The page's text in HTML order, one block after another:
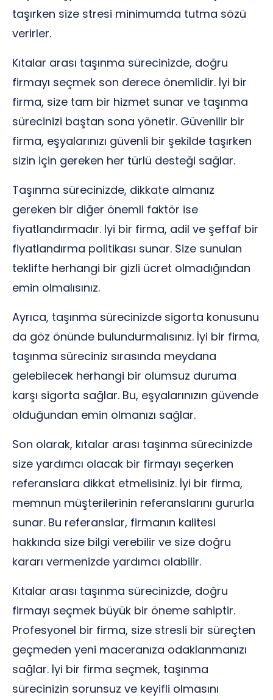
taşırken size stresi minimumda tutma sözü
verirler.
Kıtalar arası taşınma sürecinizde, doğru
firmayı seçmek son derece önemlidir. İyi bir
firma, size tam bir hizmet sunar ve taşınma
sürecinizi baştan sona yönetir. Güvenilir bir
firma, eşyalarınızı güvenli bir şekilde taşırken
sizin için gereken her türlü desteği sağlar.
Taşınma sürecinizde, dikkate almanız
gereken bir diğer önemli faktör ise
fiyatlandırmadır. İyi bir firma, adil ve şeffaf bir
fiyatlandırma politikası sunar. Size sunulan
teklifte herhangi bir gizli ücret olmadığından
emin olmalısınız.
Ayrıca, taşınma sürecinizde sigorta konusunu
da göz önünde bulundurmalısınız. İyi bir firma,
taşınma süreciniz sırasında meydana
gelebilecek herhangi bir olumsuz duruma
karşı sigorta sağlar. Bu, eşyalarınızın güvende
olduğundan emin olmanızı sağlar.
Son olarak, kıtalar arası taşınma sürecinizde
size yardımcı olacak bir firmayı seçerken
referanslara dikkat etmelisiniz. İyi bir firma,
memnun müşterilerinin referanslarını gururla
sunar. Bu referanslar, firmanın kalitesi
hakkında size bilgi verebilir ve size doğru
kararı vermenizde yardımcı olabilir.
Kıtalar arası taşınma sürecinizde, doğru
firmayı seçmek büyük bir öneme sahiptir.
Profesyonel bir firma, size stresli bir süreçten
geçmeden yeni maceranıza odaklanmanızı
sağlar. İyi bir firma seçmek, taşınma
sürecinizin sorunsuz ve keyifli olmasını